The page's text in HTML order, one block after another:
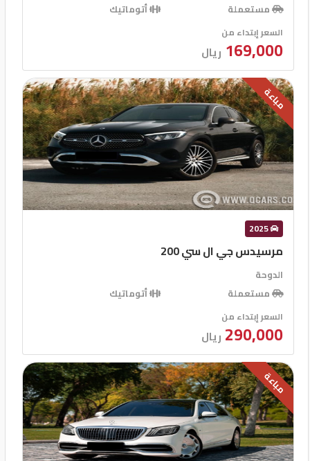
مستعملة
أتوماتيك
السعر إبتداء من
169,000 ريال
مباعة
2025
مرسيدس جي ال سي 200
الدوحة
مستعملة
أتوماتيك
السعر إبتداء من
290,000 ريال
مباعة